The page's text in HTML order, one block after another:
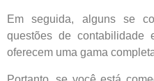
Em seguida, alguns se
questões de contabilidade
oferecem uma gama